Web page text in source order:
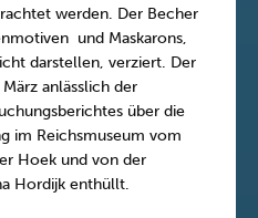
werden. Der Becher
und Maskarons,
darstellen, verziert. Der
anlässlich der
über die
im Reichsmuseum vom
Hoek und von der
Hordijk enthüllt.